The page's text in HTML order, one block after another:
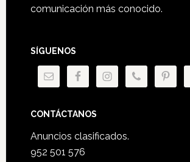
comunicación más conocido.
SÍGUENOS
CONTÁCTANOS
Anuncios clasificados.
952 501 576